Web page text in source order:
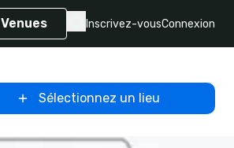
Venues Inscrivez-vousConnexion
Sélectionnez un lieu